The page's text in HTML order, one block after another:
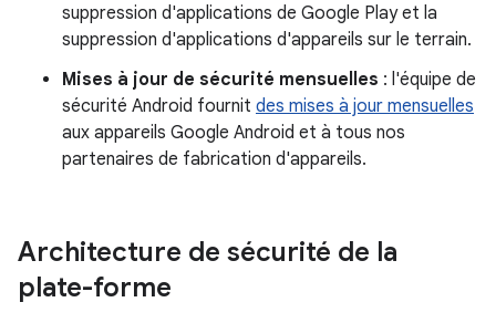
suppression d'applications de Google Play et la
suppression d'applications d'appareils sur le terrain.
Mises à jour de sécurité mensuelles : l'équipe de
sécurité Android fournit des mises à jour mensuelles
aux appareils Google Android et à tous nos
partenaires de fabrication d'appareils.
Architecture de sécurité de la
plate-forme